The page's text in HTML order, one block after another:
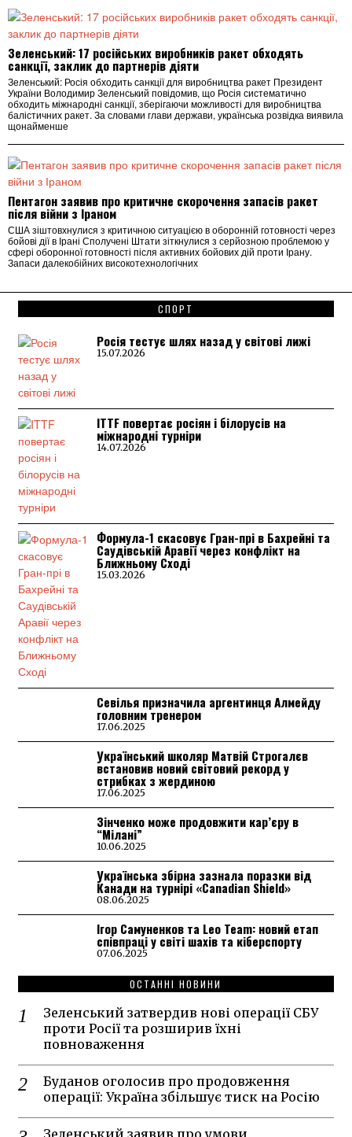
Зеленський: 17 російських виробників ракет обходять
санкції, заклик до партнерів діяти
Зеленський: Росія обходить санкції для виробництва ракет Президент
України Володимир Зеленський повідомив, що Росія систематично
обходить міжнародні санкції, зберігаючи можливості для виробництва
балістичних ракет. За словами глави держави, українська розвідка виявила
щонайменше
Пентагон заявив про критичне скорочення запасів ракет
після війни з Іраном
США зіштовхнулися з критичною ситуацією в оборонній готовності через
бойові дії в Ірані Сполучені Штати зіткнулися з серйозною проблемою у
сфері оборонної готовності після активних бойових дій проти Ірану.
Запаси далекобійних високотехнологічних
СПОРТ
Росія тестує шлях назад у світові лижі
15.07.2026
ITTF повертає росіян і білорусів на
міжнародні турніри
14.07.2026
Формула-1 скасовує Гран-прі в Бахрейні та
Саудівській Аравії через конфлікт на
Ближньому Сході
15.03.2026
Севілья призначила аргентинця Алмейду
головним тренером
17.06.2025
Український школяр Матвій Строгалєв
встановив новий світовий рекорд у
стрибках з жердиною
17.06.2025
Зінченко може продовжити кар’єру в
“Мілані”
10.06.2025
Українська збірна зазнала поразки від
Канади на турнірі «Canadian Shield»
08.06.2025
Ігор Самуненков та Leo Team: новий етап
співпраці у світі шахів та кіберспорту
07.06.2025
ОСТАННІ НОВИНИ
Зеленський затвердив нові операції СБУ
проти Росії та розширив їхні
повноваження
Буданов оголосив про продовження
операції: Україна збільшує тиск на Росію